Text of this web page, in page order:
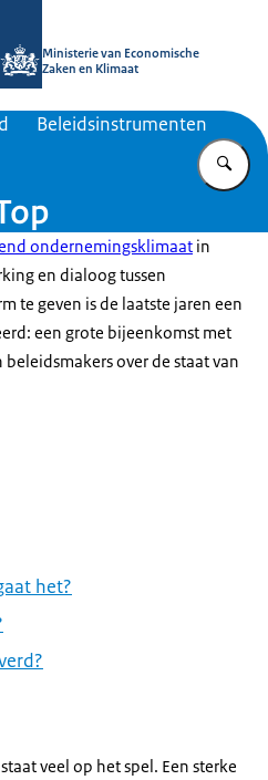
Ministerie van Economische
Zaken en Klimaat
Beleidsinstrumenten
ondernemingsklimaat in
en dialoog tussen
te geven is de laatste jaren een
een grote bijeenkomst met
over de staat van
het?
veel op het spel. Een sterke